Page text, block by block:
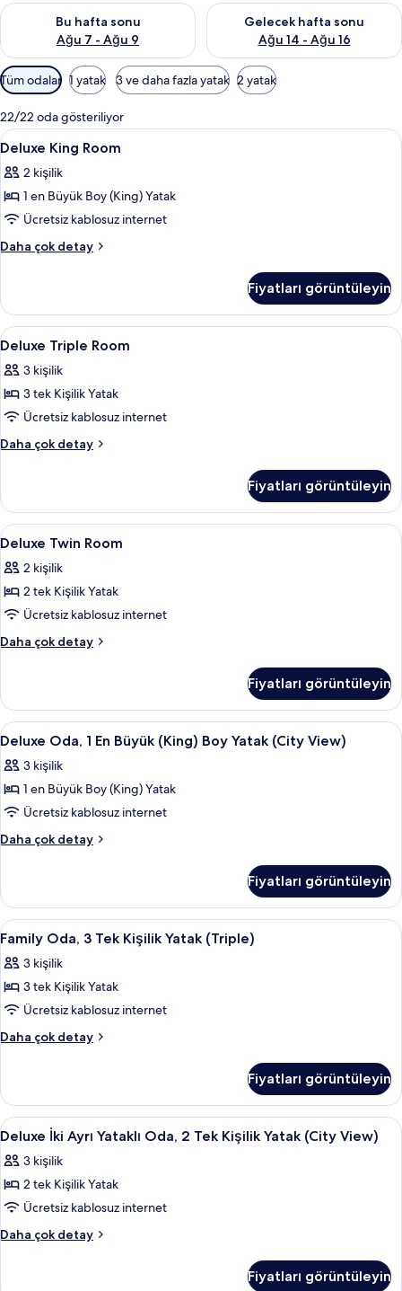
Bu hafta sonu
Ağu 7 - Ağu 9
Bu hafta sonu için müsaitliği kontrol et Ağu 7 - Ağu 9
Gelecek hafta sonu
Ağu 14 - Ağu 16
Önümüzdeki hafta sonu için
Odalar
için
mevcut
filtreler
Tüm odalar 1 yatak 3 ve daha fazla yatak 2 yatak
22/22 oda gösteriliyor
Deluxe
King
Room
için
tüm
fotoğrafları
Minibar, odada kasa, masa, güneşlik/
2
Deluxe King Room
2 kişilik
1 en Büyük Boy (King) Yatak
Ücretsiz kablosuz internet
Daha çok detay
Deluxe
daha
fazla
detay
Fiyatları görüntüleyin
Deluxe
Triple
Room
için
tüm
fotoğrafları
Minibar, odada kasa, masa, güneşlik/
2
Deluxe Triple Room
3 kişilik
3 tek Kişilik Yatak
Ücretsiz kablosuz internet
Daha çok detay
Deluxe
daha
fazla
detay
Fiyatları görüntüleyin
Deluxe
Twin
Room
için
tüm
fotoğrafları
Minibar, odada kasa, masa, güneşlik/
1
Deluxe Twin Room
2 kişilik
2 tek Kişilik Yatak
Ücretsiz kablosuz internet
Daha çok detay
Deluxe
daha
fazla
detay
Fiyatları görüntüleyin
Deluxe
Oda,
1
En
Büyük
(King)
(City
View)
için
tüm
fotoğrafları
görün
Deluxe Oda, 1 En Büyük (King) Boy
3
Deluxe Oda, 1 En Büyük (King) Boy Yatak (City View)
3 kişilik
1 en Büyük Boy (King) Yatak
Ücretsiz kablosuz internet
Daha çok detay
Deluxe
Büyük
(King)
Boy
(City
View)
daha
fazla
detay
Fiyatları görüntüleyin
Family
Oda,
3
Tek
Kişilik
Yatak
tüm
fotoğrafları
görün
Family Oda, 3 Tek Kişilik Yatak
3
Family Oda, 3 Tek Kişilik Yatak (Triple)
3 kişilik
3 tek Kişilik Yatak
Ücretsiz kablosuz internet
Daha çok detay
Family
Kişilik
Yatak
(Triple)
daha
fazla
Fiyatları görüntüleyin
Deluxe
İki
Ayrı
Yataklı
Oda,
2
Minibar, odada kasa, masa, güneşlik/
1
Deluxe İki Ayrı Yataklı Oda, 2 Tek Kişilik Yatak (City View)
3 kişilik
2 tek Kişilik Yatak
Ücretsiz kablosuz internet
Daha çok detay
Deluxe
Fiyatları görüntüleyin